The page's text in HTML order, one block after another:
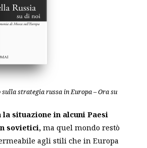
strategia russa in Europa – Ora su
la situazione in alcuni Paesi
sovietici, ma quel mondo restò
agli stili che in Europa